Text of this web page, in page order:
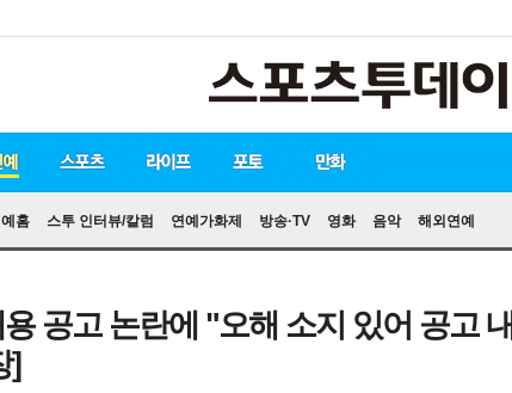
홈 스투 인터뷰/칼럼 연예가화제 방송·TV 영화 음악 해외연예
공고 논란에 "오해 소지 있어 공고 내
]